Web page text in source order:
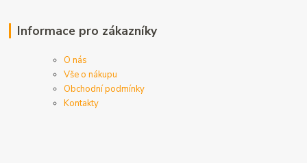
Informace pro zákazníky
O nás
Vše o nákupu
Obchodní podmínky
Kontakty